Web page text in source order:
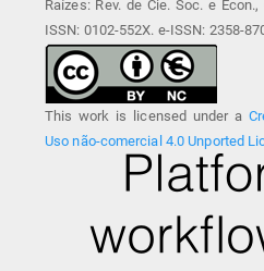
Raízes: Rev. de Cie. Soc. e
ISSN: 0102-552X. e-ISSN: 2358-
This work is licensed under a
Uso não-comercial 4.0 Unported